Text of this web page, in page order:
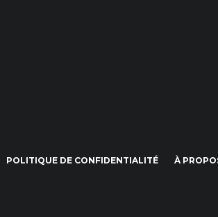
POLITIQUE DE CONFIDENTIALITÉ À